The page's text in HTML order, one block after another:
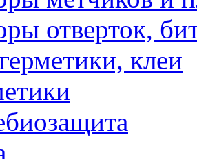
отверток,
клеи